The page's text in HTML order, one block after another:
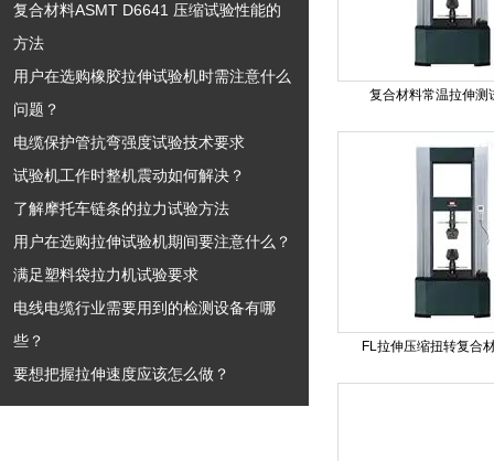
复合材料ASMT D6641 压缩试验性能的
方法
用户在选购橡胶拉伸试验机时需注意什么
问题？
电缆保护管抗弯强度试验技术要求
试验机工作时整机震动如何解决？
了解摩托车链条的拉力试验方法
用户在选购拉伸试验机期间要注意什么？
满足塑料袋拉力机试验要求
电线电缆行业需要用到的检测设备有哪
些？
要想把握拉伸速度应该怎么做？
复合材料常温拉伸测
FL拉伸压缩扭转复合